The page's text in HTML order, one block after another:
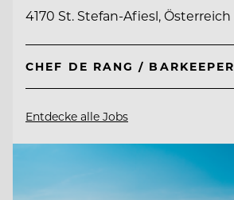
4170 St. Stefan-Afiesl, Österreich
CHEF DE RANG / BARKEEPER
Entdecke alle Jobs